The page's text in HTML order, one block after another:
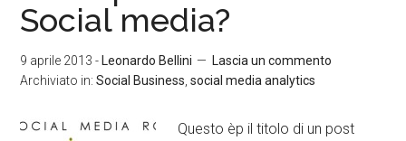
Social media?
9 aprile 2013 - Leonardo Bellini
Lascia un commento
Archiviato in:Social Business ,social media analytics
Questo èp il titolo di un post